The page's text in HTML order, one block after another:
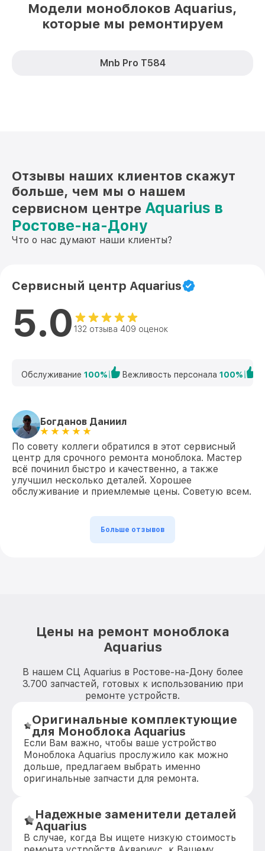
Модели моноблоков Aquarius,
которые мы ремонтируем
Mnb Pro T584
Отзывы наших клиентов скажут
больше, чем мы о нашем
сервисном центре Aquarius в
Ростове-на-Дону
Что о нас думают наши клиенты?
Сервисный центр Aquarius
5.0 132 отзыва 409 оценок
Обслуживание 100% Вежливость персонала 100%
Богданов Даниил
По совету коллеги обратился в этот сервисный
центр для срочного ремонта моноблока. Мастер
всё починил быстро и качественно, а также
улучшил несколько деталей. Хорошее
обслуживание и приемлемые цены. Советую всем.
Больше отзывов
Цены на ремонт моноблока
Aquarius
В нашем СЦ Aquarius в Ростове-на-Дону более
3.700 запчастей, готовых к использованию при
ремонте устройств.
Оригинальные комплектующие
для Моноблока Aquarius
Если Вам важно, чтобы ваше устройство
Моноблока Aquarius прослужило как можно
дольше, предлагаем выбрать именно
оригинальные запчасти для ремонта.
Надежные заменители деталей
Aquarius
В случае, когда Вы ищете низкую стоимость